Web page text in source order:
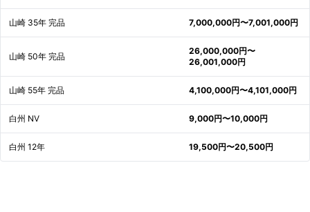
山崎 35年 完品 7,000,000円〜7,001,000円
山崎 50年 完品
26,000,000円〜
26,001,000円
山崎 55年 完品 4,100,000円〜4,101,000円
白州 NV 9,000円〜10,000円
白州 12年 19,500円〜20,500円